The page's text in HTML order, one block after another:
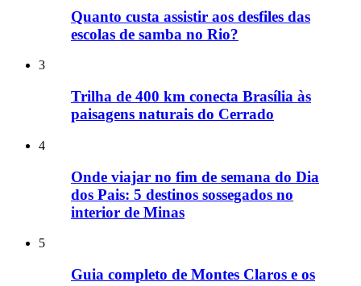
Quanto custa assistir aos desfiles das
escolas de samba no Rio?
3
Trilha de 400 km conecta Brasília às
paisagens naturais do Cerrado
4
Onde viajar no fim de semana do Dia
dos Pais: 5 destinos sossegados no
interior de Minas
5
Guia completo de Montes Claros e os